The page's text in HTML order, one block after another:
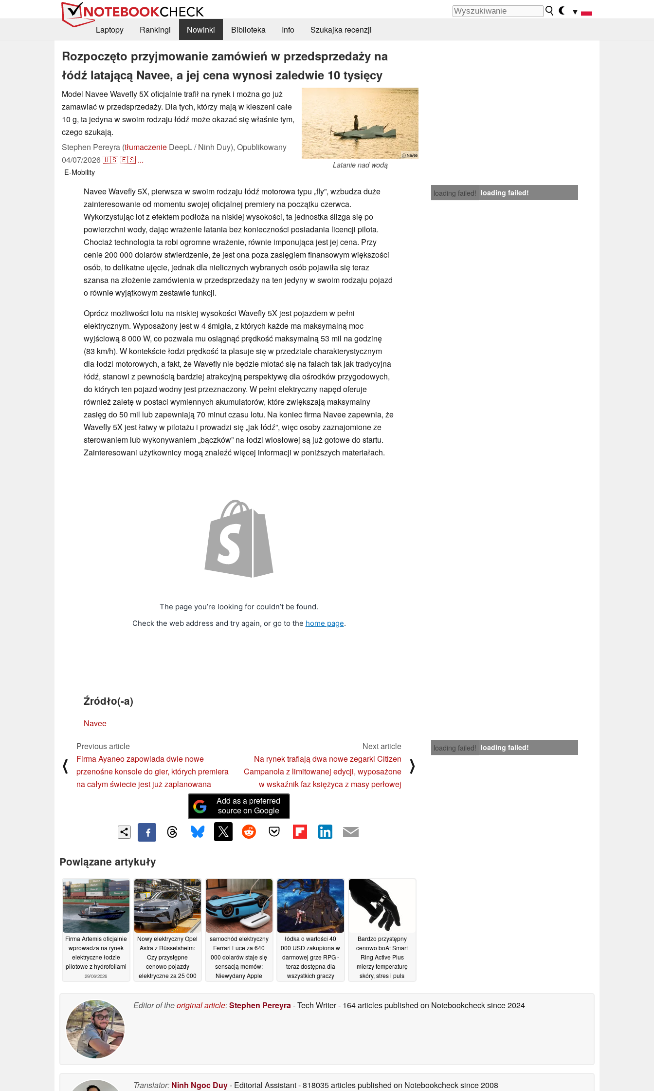
▼
Laptopy
Rankingi Nowinki Biblioteka Info Szukajka recenzji
Rozpoczęto przyjmowanie zamówień w przedsprzedaży na
łódź latającą Navee, a jej cena wynosi zaledwie 10 tysięcy
ⓘ Navee
Latanie nad wodą
Model Navee Wavefly 5X oficjalnie trafił na rynek i można go już
zamawiać w przedsprzedaży. Dla tych, którzy mają w kieszeni całe
10 g, ta jedyna w swoim rodzaju łódź może okazać się właśnie tym,
czego szukają.
Stephen Pereyra (tłumaczenie DeepL / Ninh Duy), Opublikowany
04/07/2026🇺🇸🇪🇸 ...
E-Mobility
loading failed! loading failed!
Navee Wavefly 5X, pierwsza w swoim rodzaju łódź motorowa typu „fly”, wzbudza duże
zainteresowanie od momentu swojej oficjalnej premiery na początku czerwca.
Wykorzystując lot z efektem podłoża na niskiej wysokości, ta jednostka ślizga się po
powierzchni wody, dając wrażenie latania bez konieczności posiadania licencji pilota.
Chociaż technologia ta robi ogromne wrażenie, równie imponująca jest jej cena. Przy
cenie 200 000 dolarów stwierdzenie, że jest ona poza zasięgiem finansowym większości
osób, to delikatne ujęcie, jednak dla nielicznych wybranych osób pojawiła się teraz
szansa na złożenie zamówienia w przedsprzedaży na ten jedyny w swoim rodzaju pojazd
o równie wyjątkowym zestawie funkcji.
Oprócz możliwości lotu na niskiej wysokości Wavefly 5X jest pojazdem w pełni
elektrycznym. Wyposażony jest w 4 śmigła, z których każde ma maksymalną moc
wyjściową 8 000 W, co pozwala mu osiągnąć prędkość maksymalną 53 mil na godzinę
(83 km/h). W kontekście łodzi prędkość ta plasuje się w przedziale charakterystycznym
dla łodzi motorowych, a fakt, że Wavefly nie będzie miotać się na falach tak jak tradycyjna
łódź, stanowi z pewnością bardziej atrakcyjną perspektywę dla ośrodków przygodowych,
do których ten pojazd wodny jest przeznaczony. W pełni elektryczny napęd oferuje
również zaletę w postaci wymiennych akumulatorów, które zwiększają maksymalny
zasięg do 50 mil lub zapewniają 70 minut czasu lotu. Na koniec firma Navee zapewnia, że
Wavefly 5X jest łatwy w pilotażu i prowadzi się „jak łódź”, więc osoby zaznajomione ze
sterowaniem lub wykonywaniem „bączków” na łodzi wiosłowej są już gotowe do startu.
Zainteresowani użytkownicy mogą znaleźć więcej informacji w poniższych materiałach.
Źródło(-a)
Navee
loading failed! loading failed!
⟨
Previous article
Firma Ayaneo zapowiada dwie nowe
przenośne konsole do gier, których premiera
na całym świecie jest już zaplanowana
Next article
Na rynek trafiają dwa nowe zegarki Citizen
Campanola z limitowanej edycji, wyposażone
w wskaźnik faz księżyca z masy perłowej
⟩
Add as a preferred
source on Google
Powiązane artykuły
Firma Artemis oficjalnie
wprowadza na rynek
elektryczne łodzie
pilotowe z hydrofoilami
29/06/2026
Nowy elektryczny Opel
Astra z Rüsselsheim:
Czy przystępne
cenowo pojazdy
elektryczne za 25 000
zwrot?09/06/2026
samochód elektryczny
Ferrari Luce za 640
000 dolarów staje się
sensacją memów:
Niewydany Apple
27/05/2026
łódka o wartości 40
000 USD zakupiona w
darmowej grze RPG -
teraz dostępna dla
wszystkich graczy
Bardzo przystępny
cenowo boAt Smart
Ring Active Plus
mierzy temperaturę
skóry, stres i puls
Editor of theoriginal article:Stephen Pereyra- Tech Writer- 164 articles published on Notebookchecksince 2024
Translator: Ninh Ngoc Duy- Editorial Assistant- 818035 articles published on Notebookchecksince 2008